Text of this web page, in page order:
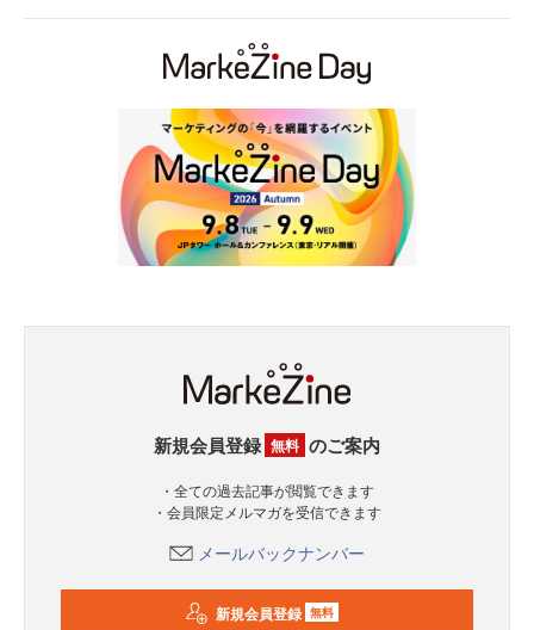
新規会員登録 無料 のご案内
・全ての過去記事が閲覧できます
・会員限定メルマガを受信できます
メールバックナンバー
新規会員登録 無料